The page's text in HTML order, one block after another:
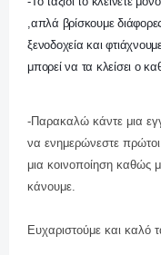
,απλά βρίσκουμε
ξενοδοχεία και
μπορεί να τα κλείσει ο
-Παρακαλώ κάντε μια
να ενημερώνεστε πρώτοι
μια κοινοποίηση καθώς
κάνουμε.
Ευχαριστούμε και καλό